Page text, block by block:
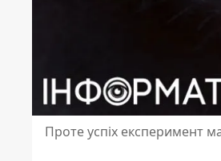
Проте успіх експеримент